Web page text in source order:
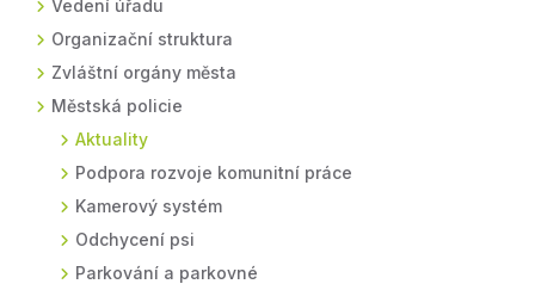
Vedení úřadu
Organizační struktura
Zvláštní orgány města
Městská policie
Aktuality
Podpora rozvoje komunitní práce
Kamerový systém
Odchycení psi
Parkování a parkovné